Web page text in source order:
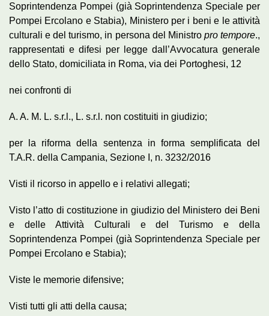
Soprintendenza Pompei (già Soprintendenza Speciale per
Pompei Ercolano e Stabia), Ministero per i beni e le attività
culturali e del turismo, in persona del Ministropro tempore.,
rappresentati e difesi per legge dall’Avvocatura generale
dello Stato, domiciliata in Roma, via dei Portoghesi, 12
nei confronti di
A. A. M. L. s.r.l., L. s.r.l. non costituiti in giudizio;
per la riforma della sentenza in forma semplificata del
T.A.R. della Campania, Sezione I, n. 3232/2016
Visti il ricorso in appello e i relativi allegati;
Visto l’atto di costituzione in giudizio del Ministero dei Beni
e delle Attività Culturali e del Turismo e della
Soprintendenza Pompei (già Soprintendenza Speciale per
Pompei Ercolano e Stabia);
Viste le memorie difensive;
Visti tutti gli atti della causa;